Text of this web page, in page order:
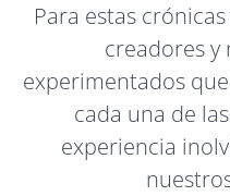
Para estas
creadores y
experimentados
cada una de
experiencia